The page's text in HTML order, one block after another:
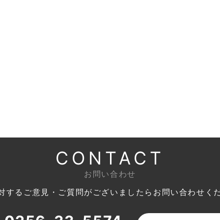
CONTACT
お問い合わせ
するご意見・ご質問がございましたら お問い合わせく